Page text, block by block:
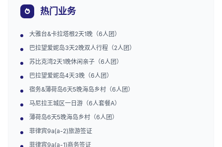
热门业务
大雅台&卡拉塔根2天1晚（6人团）
巴拉望爱妮岛3天2晚双人行程（2人团）
苏比克湾2天1晚休闲亲子（6人团）
巴拉望爱妮岛4天3晚（6人团）
宿务&薄荷岛6天5晚海岛乡村（6人团）
马尼拉王城区一日游（6人套餐A）
薄荷岛6天5晚海岛乡村（6人团）
菲律宾9a(a-2)旅游签证
菲律宾9a(a-1)商务签证